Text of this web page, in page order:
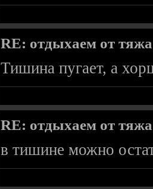
RE: отдыхаем от
Тишина пугает, а
RE: отдыхаем от
в тишине можно